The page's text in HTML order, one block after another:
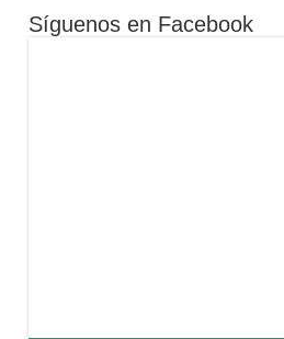
Síguenos en Facebook